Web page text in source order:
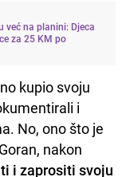
već na planini: Djeca
za 25 KM po
kupio svoju
i
No, ono što je
nakon
i zaprositi svoju